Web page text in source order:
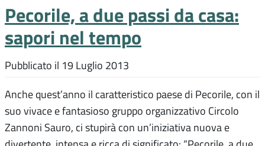
Pecorile, a due passi da casa:
sapori nel tempo
Pubblicato il 19 Luglio 2013
Anche quest’anno il caratteristico paese di Pecorile, con il
suo vivace e fantasioso gruppo organizzativo Circolo
Zannoni Sauro, ci stupirà con un’iniziativa nuova e